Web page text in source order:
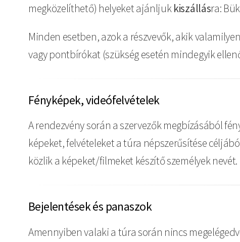
megközelíthető) helyeket ajánljukkiszállásra:
Minden esetben, azok a részvevők, akik
vagy pontbírókat (szükség esetén mindegyik
Fényképek, videófelvételek
A rendezvény során a szervezők megbízásából
képeket, felvételeket a túra népszerűsítése
közlik a képeket/filmeket készítő személyek nevét.
Bejelentések és panaszok
Amennyiben valaki a túra során nincs